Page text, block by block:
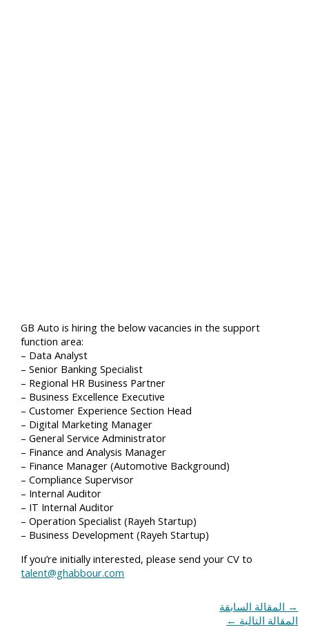
GB Auto is hiring the below vacancies in the support
function area:
– Data Analyst
– Senior Banking Specialist
– Regional HR Business Partner
– Business Excellence Executive
– Customer Experience Section Head
– Digital Marketing Manager
– General Service Administrator
– Finance and Analysis Manager
– Finance Manager (Automotive Background)
– Compliance Supervisor
– Internal Auditor
– IT Internal Auditor
– Operation Specialist (Rayeh Startup)
– Business Development (Rayeh Startup)
If you’re initially interested, please send your CV to
talent@ghabbour.com
→ المقالة السابقة
المقالة التالية ←